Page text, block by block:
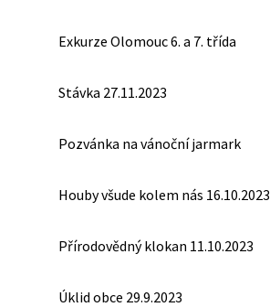
Exkurze Olomouc 6. a 7. třída
Stávka 27.11.2023
Pozvánka na vánoční jarmark
Houby všude kolem nás 16.10.2023
Přírodovědný klokan 11.10.2023
Úklid obce 29.9.2023